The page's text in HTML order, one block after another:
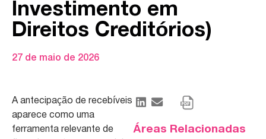
Investimento em
Direitos Creditórios)
27 de maio de 2026
A antecipação de recebíveis
aparece como uma
ferramenta relevante de
Áreas Relacionadas